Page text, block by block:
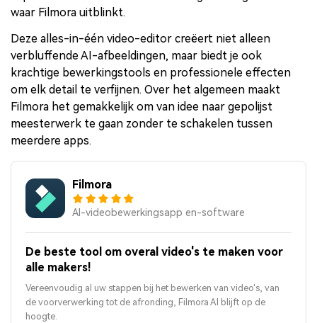
waar Filmora uitblinkt.
Deze alles-in-één video-editor creëert niet alleen
verbluffende AI-afbeeldingen, maar biedt je ook
krachtige bewerkingstools en professionele effecten
om elk detail te verfijnen. Over het algemeen maakt
Filmora het gemakkelijk om van idee naar gepolijst
meesterwerk te gaan zonder te schakelen tussen
meerdere apps.
Filmora
AI-videobewerkingsapp en-software
De beste tool om overal video's te maken voor
alle makers!
Vereenvoudig al uw stappen bij het bewerken van video's, van
de voorverwerking tot de afronding, Filmora AI blijft op de
hoogte.